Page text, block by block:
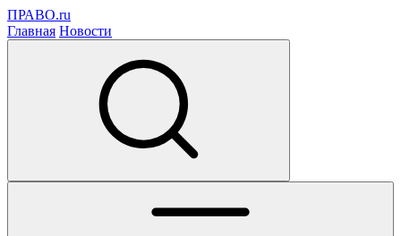
ПРАВО.ru
Главная Новости